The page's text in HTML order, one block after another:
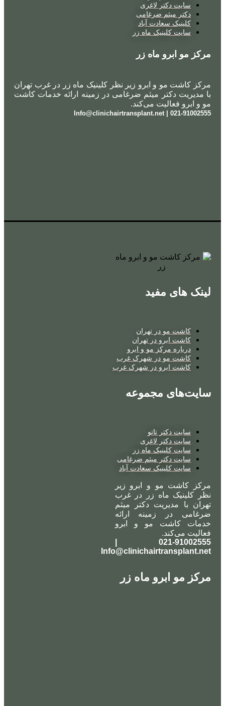
سایت دکتر لاغری
دکتر میثم ضرغامی
کلینیک سعادت آباد
سایت کلینیک ماه زر
مرکز مو ابرو ماه زر
مرکز کاشت مو و ابرو زیر نظر کلینیک ماه زر در غرب تهران
با مدیریت دکتر میثم ضرغامی در زمینه ارائه خدمات کاشت
مو و ابرو فعالیت می‌کند.
021-91002555 | Info@clinichairtransplant.net
لینک های مفید
کاشت مو در تهران
کاشت ابرو در تهران
درباره مرکز مو و ابرو
کاشت مو در شهرک غرب
کاشت ابرو در شهرک غرب
سایت‌های مجموعه
سایت دکتر تاتو
سایت دکتر لاغری
سایت کلینیک ماه زر
سایت دکتر میثم ضرغامی
سایت کلینیک سعادت آباد
مرکز کاشت مو و ابرو زیر
نظر کلینیک ماه زر در غرب
تهران با مدیریت دکتر میثم
ضرغامی در زمینه ارائه
خدمات کاشت مو و ابرو
فعالیت می‌کند.
Info@clinichairtransplant.net
مرکز مو ابرو ماه زر